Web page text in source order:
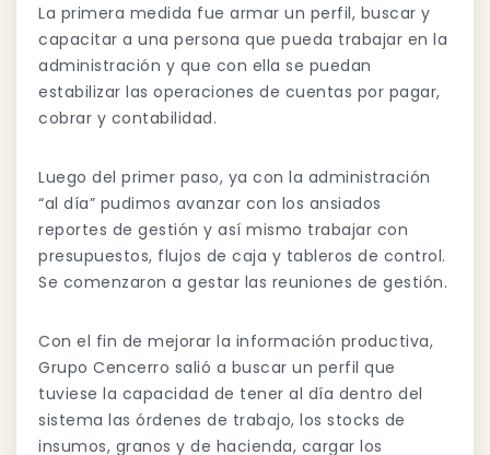
La primera medida fue armar un perfil, buscar y
capacitar a una persona que pueda trabajar en la
administración y que con ella se puedan
estabilizar las operaciones de cuentas por pagar,
cobrar y contabilidad.
Luego del primer paso, ya con la administración
“al día” pudimos avanzar con los ansiados
reportes de gestión y así mismo trabajar con
presupuestos, flujos de caja y tableros de control.
Se comenzaron a gestar las reuniones de gestión.
Con el fin de mejorar la información productiva,
Grupo Cencerro salió a buscar un perfil que
tuviese la capacidad de tener al día dentro del
sistema las órdenes de trabajo, los stocks de
insumos, granos y de hacienda, cargar los